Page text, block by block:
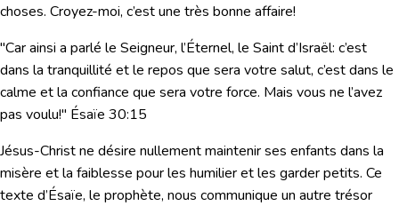
choses. Croyez-moi, c’est une très bonne affaire!
"Car ainsi a parlé le Seigneur, l’Éternel, le Saint d’Israël: c’est
dans la tranquillité et le repos que sera votre salut, c’est dans le
calme et la confiance que sera votre force. Mais vous ne l’avez
pas voulu!" Ésaïe 30:15
Jésus-Christ ne désire nullement maintenir ses enfants dans la
misère et la faiblesse pour les humilier et les garder petits. Ce
texte d’Ésaïe, le prophète, nous communique un autre trésor